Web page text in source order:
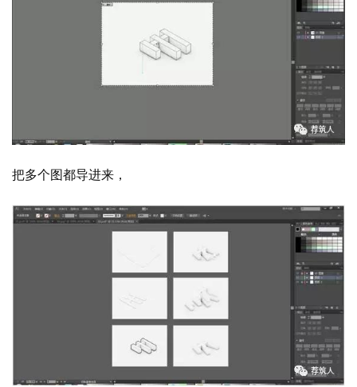
把多个图都导进来，